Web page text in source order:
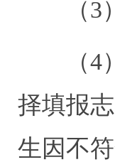
（3
（4
择填报
生因不